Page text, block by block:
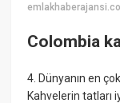
Colombia
4. Dünyanın en
Kahvelerin tatları